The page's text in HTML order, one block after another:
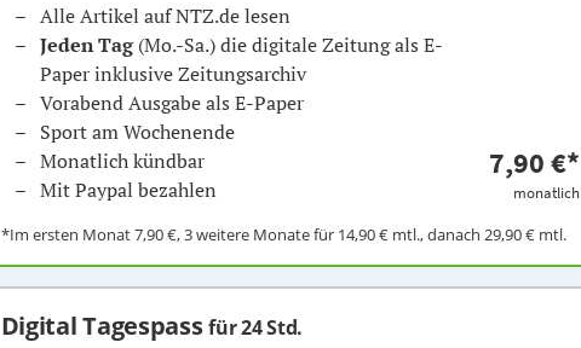
Alle Artikel auf NTZ.de lesen
Jeden Tag(Mo.-Sa.) die digitale Zeitung als E-
Paper inklusive Zeitungsarchiv
Vorabend Ausgabe als E-Paper
Sport am Wochenende
Monatlich kündbar
Mit Paypal bezahlen
7,90 €*
monatlich
*Im ersten Monat7,90 €, 3 weitere Monate für 14,90 €mtl., danach 29,90 €mtl.
Digital Tagespassfür 24 Std.